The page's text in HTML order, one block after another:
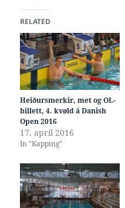
RELATED
Heiðursmerkir, met og OL-
billett, 4. kvøld á Danish
Open 2016
17. apríl 2016
In "Kapping"